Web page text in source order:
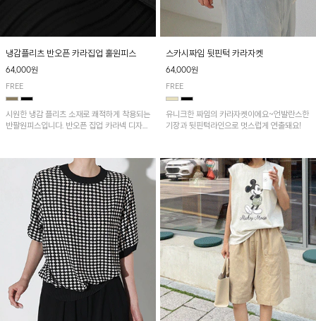
냉감플리츠 반오픈 카라집업 훌원피스
64,000원
FREE
시원한 냉감 플리츠 소재로 쾌적하게 착용되는
반팔원피스입니다. 반오픈 집업 카라넥 디자인
줘요~
스카시짜임 뒷핀턱 카라자켓
64,000원
FREE
유니크한 짜임의 카라자켓이에요~언발란스한
기장과 뒷핀턱라인으로 멋스럽게 연출돼요!